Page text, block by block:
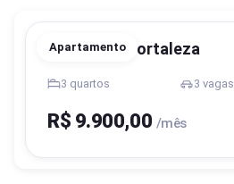
Apartamento
Blumenau, Fortaleza
3 quartos 3 vagas
R$ 9.900,00 /mês